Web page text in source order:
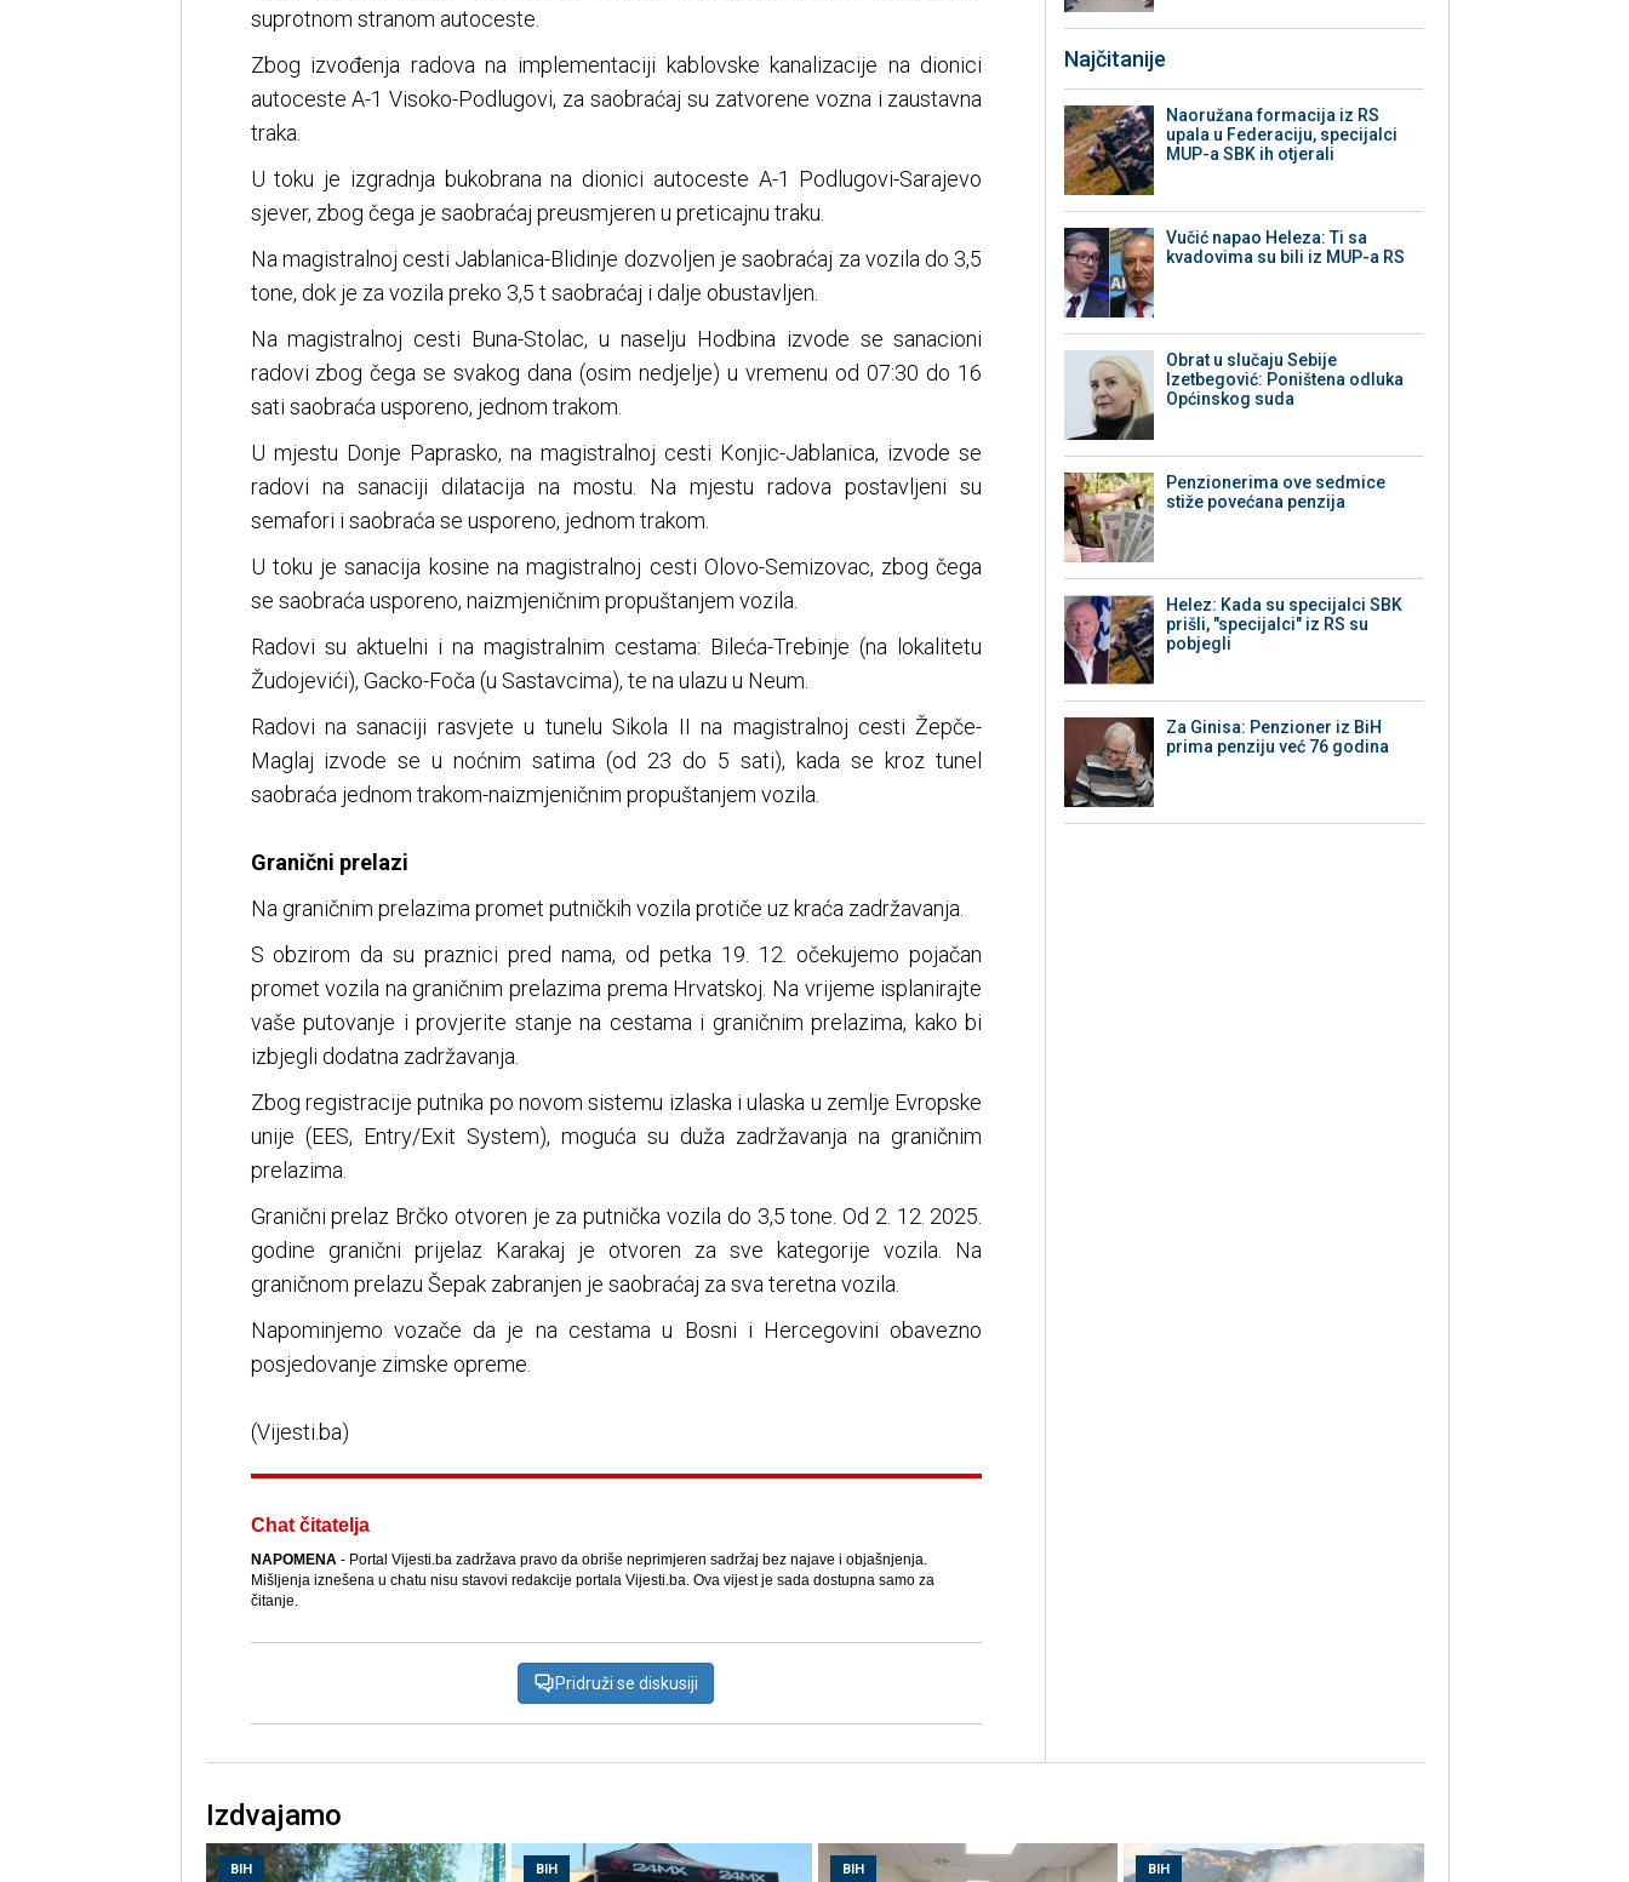
suprotnom stranom autoceste.
Zbog izvođenja radova na implementaciji kablovske kanalizacije na dionici
autoceste A-1 Visoko-Podlugovi, za saobraćaj su zatvorene vozna i zaustavna
traka.
U toku je izgradnja bukobrana na dionici autoceste A-1 Podlugovi-Sarajevo
sjever, zbog čega je saobraćaj preusmjeren u preticajnu traku.
Na magistralnoj cesti Jablanica-Blidinje dozvoljen je saobraćaj za vozila do 3,5
tone, dok je za vozila preko 3,5 t saobraćaj i dalje obustavljen.
Na magistralnoj cesti Buna-Stolac, u naselju Hodbina izvode se sanacioni
radovi zbog čega se svakog dana (osim nedjelje) u vremenu od 07:30 do 16
sati saobraća usporeno, jednom trakom.
U mjestu Donje Paprasko, na magistralnoj cesti Konjic-Jablanica, izvode se
radovi na sanaciji dilatacija na mostu. Na mjestu radova postavljeni su
semafori i saobraća se usporeno, jednom trakom.
U toku je sanacija kosine na magistralnoj cesti Olovo-Semizovac, zbog čega
se saobraća usporeno, naizmjeničnim propuštanjem vozila.
Radovi su aktuelni i na magistralnim cestama: Bileća-Trebinje (na lokalitetu
Žudojevići), Gacko-Foča (u Sastavcima), te na ulazu u Neum.
Radovi na sanaciji rasvjete u tunelu Sikola II na magistralnoj cesti Žepče-
Maglaj izvode se u noćnim satima (od 23 do 5 sati), kada se kroz tunel
saobraća jednom trakom-naizmjeničnim propuštanjem vozila.
Granični prelazi
Na graničnim prelazima promet putničkih vozila protiče uz kraća zadržavanja.
S obzirom da su praznici pred nama, od petka 19. 12. očekujemo pojačan
promet vozila na graničnim prelazima prema Hrvatskoj. Na vrijeme isplanirajte
vaše putovanje i provjerite stanje na cestama i graničnim prelazima, kako bi
izbjegli dodatna zadržavanja.
Zbog registracije putnika po novom sistemu izlaska i ulaska u zemlje Evropske
unije (EES, Entry/Exit System), moguća su duža zadržavanja na graničnim
prelazima.
Granični prelaz Brčko otvoren je za putnička vozila do 3,5 tone. Od 2. 12. 2025.
godine granični prijelaz Karakaj je otvoren za sve kategorije vozila. Na
graničnom prelazu Šepak zabranjen je saobraćaj za sva teretna vozila.
Napominjemo vozače da je na cestama u Bosni i Hercegovini obavezno
posjedovanje zimske opreme.
(Vijesti.ba)
Chat čitatelja
NAPOMENA- Portal Vijesti.ba zadržava pravo da obriše neprimjeren sadržaj bez najave i objašnjenja.
Mišljenja iznešena u chatu nisu stavovi redakcije portala Vijesti.ba. Ova vijest je sada dostupna samo za
čitanje.
Pridruži se diskusiji
Najčitanije
Naoružana formacija iz RS
upala u Federaciju, specijalci
MUP-a SBK ih otjerali
Vučić napao Heleza: Ti sa
kvadovima su bili iz MUP-a RS
Obrat u slučaju Sebije
Izetbegović: Poništena odluka
Općinskog suda
Penzionerima ove sedmice
stiže povećana penzija
Helez: Kada su specijalci SBK
prišli, "specijalci" iz RS su
pobjegli
Za Ginisa: Penzioner iz BiH
prima penziju već 76 godina
Izdvajamo
BIH BIH BIH BIH